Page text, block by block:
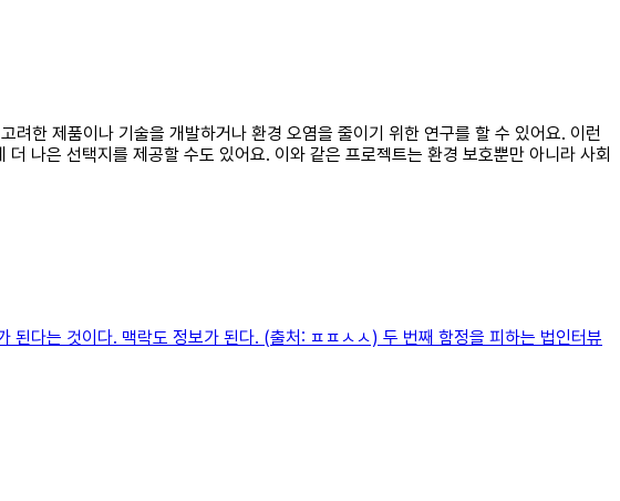
려한 제품이나 기술을 개발하거나 환경 오염을 줄이기 위한 연구를 할 수 있어요. 이런
나은 선택지를 제공할 수도 있어요. 이와 같은 프로젝트는 환경 보호뿐만 아니라 사회
다는 것이다. 맥락도 정보가 된다. (출처: ㅍㅍㅅㅅ) 두 번째 함정을 피하는 법인터뷰